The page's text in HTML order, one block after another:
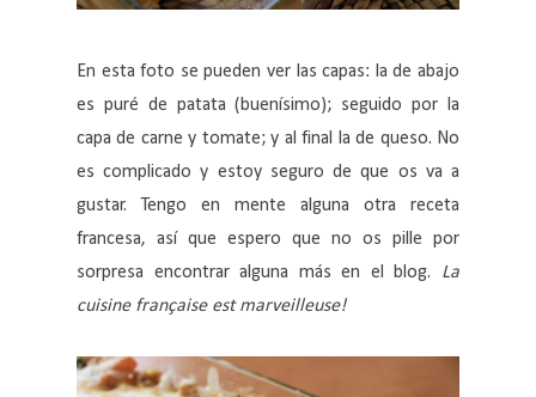
En esta foto se pueden ver las capas: la de abajo
es puré de patata (buenísimo); seguido por la
capa de carne y tomate; y al final la de queso. No
es complicado y estoy seguro de que os va a
gustar. Tengo en mente alguna otra receta
francesa, así que espero que no os pille por
sorpresa encontrar alguna más en el blog. La
cuisine française est marveilleuse!